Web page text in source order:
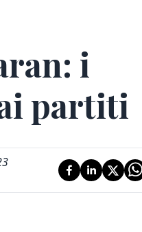
i
partiti